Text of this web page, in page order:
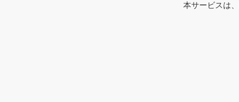
本サービスは
取扱説明書の内容は、製品の仕様
れている取扱説明書は、購入され